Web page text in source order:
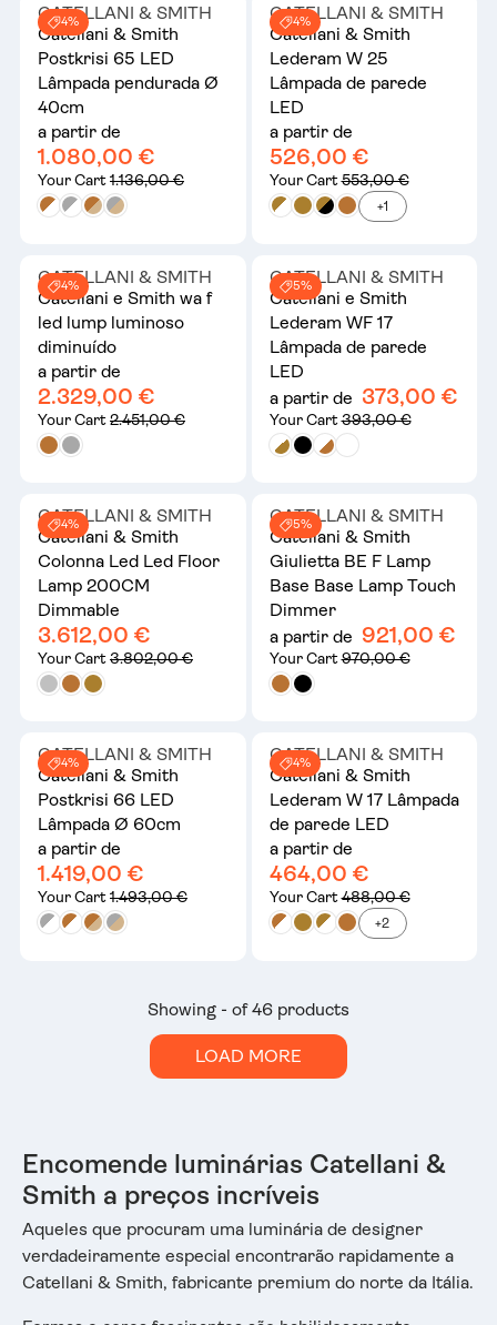
4%
CATELLANI & SMITH
Catellani & Smith
Postkrisi 65 LED
Lâmpada pendurada Ø
40cm
a partir de
1.080,00 €
Your Cart1.136,00 €
4%
CATELLANI & SMITH
Catellani & Smith
Lederam W 25
Lâmpada de parede
LED
a partir de
526,00 €
Your Cart553,00 €
+1
4%
CATELLANI & SMITH
Catellani e Smith wa f
led lump luminoso
diminuído
a partir de
2.329,00 €
Your Cart2.451,00 €
5%
CATELLANI & SMITH
Catellani e Smith
Lederam WF 17
Lâmpada de parede
LED
a partir de 373,00 €
Your Cart393,00 €
4%
CATELLANI & SMITH
Catellani & Smith
Colonna Led Led Floor
Lamp 200CM
Dimmable
3.612,00 €
Your Cart3.802,00 €
5%
CATELLANI & SMITH
Catellani & Smith
Giulietta BE F Lamp
Base Base Lamp Touch
Dimmer
a partir de 921,00 €
Your Cart970,00 €
4%
CATELLANI & SMITH
Catellani & Smith
Postkrisi 66 LED
Lâmpada Ø 60cm
a partir de
1.419,00 €
Your Cart1.493,00 €
4%
CATELLANI & SMITH
Catellani & Smith
Lederam W 17 Lâmpada
de parede LED
a partir de
464,00 €
Your Cart488,00 €
+2
Showing - of 46 products
LOAD MORE
Encomende luminárias Catellani &
Smith a preços incríveis
Aqueles que procuram uma luminária de designer
verdadeiramente especial encontrarão rapidamente a
Catellani & Smith, fabricante premium do norte da Itália.